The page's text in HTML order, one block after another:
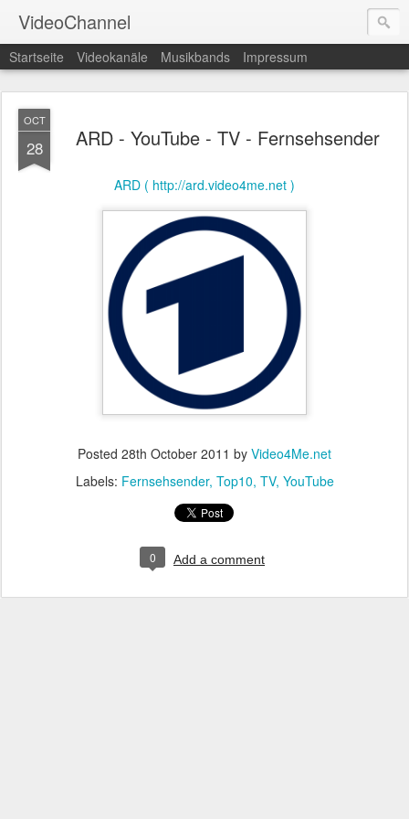
VideoChannel
Startseite Videokanäle Musikbands Impressum
OCT
28 ARD - YouTube - TV - Fernsehsender
ARD ( http://ard.video4me.net )
Posted 28th October 2011 by Video4Me.net
Labels: Fernsehsender Top10 TV YouTube
0 Add a comment